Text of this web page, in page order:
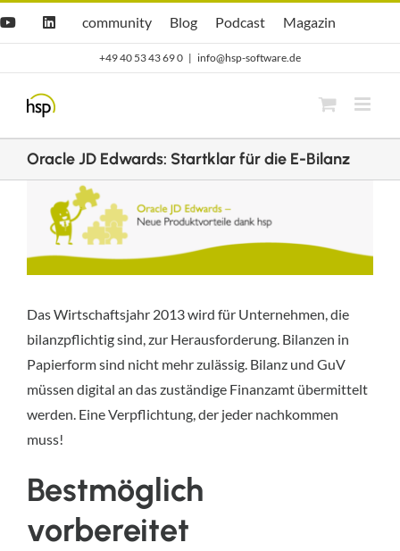
YouTubeLinkedIn
Hsp
community
community
hsp
Blog
Blog Opti.Cast
Podcast Opti.Mag
Magazin
+49 40 53 43 69 0 | info@hsp-software.de
Oracle JD Edwards: Startklar für die E-Bilanz
grösseres
Das Wirtschaftsjahr 2013 wird für Unternehmen, die
bilanzpflichtig sind, zur Herausforderung. Bilanzen in
Papierform sind nicht mehr zulässig. Bilanz und GuV
müssen digital an das zuständige Finanzamt übermittelt
werden. Eine Verpflichtung, der jeder nachkommen
muss!
Bestmöglich
vorbereitet